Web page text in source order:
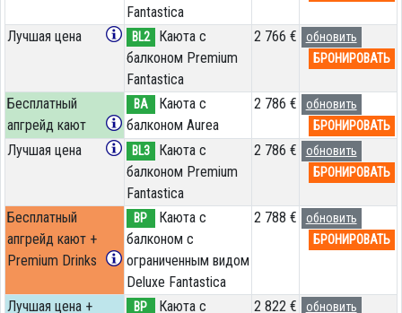
Fantastica
Лучшая цена BL2
Каюта с
балконом Premium
Fantastica
2 766 €
обновить
БРОНИРОВАТЬ
Бесплатный
апгрейд кают
BA
Каюта с
балконом Aurea
2 786 €
обновить
БРОНИРОВАТЬ
Лучшая цена BL3
Каюта с
балконом Premium
Fantastica
2 786 €
обновить
БРОНИРОВАТЬ
Бесплатный
апгрейд кают +
Premium Drinks
BP
Каюта с
балконом c
ограниченным видом
Deluxe Fantastica
2 788 €
обновить
БРОНИРОВАТЬ
Лучшая цена + BP Каюта с 2 822 € обновить